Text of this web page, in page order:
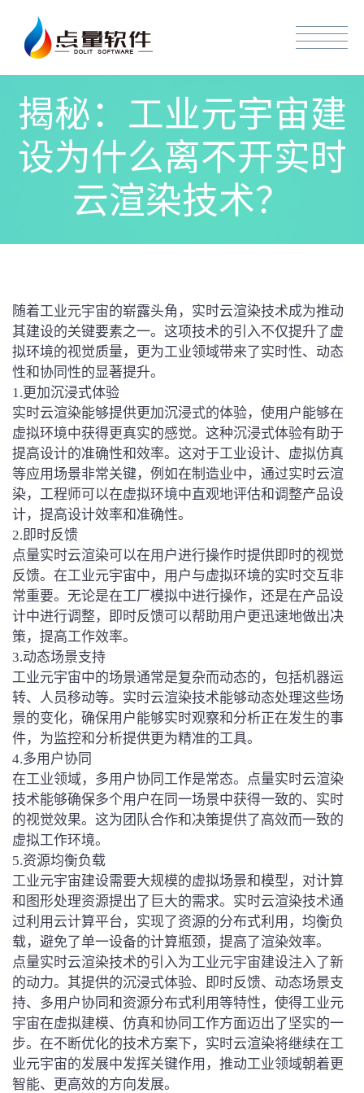
揭秘：工业元宇宙建
设为什么离不开实时
云渲染技术？
随着工业元宇宙的崭露头角，实时云渲染技术成为推动
其建设的关键要素之一。这项技术的引入不仅提升了虚
拟环境的视觉质量，更为工业领域带来了实时性、动态
性和协同性的显著提升。
1.更加沉浸式体验
实时云渲染能够提供更加沉浸式的体验，使用户能够在
虚拟环境中获得更真实的感觉。这种沉浸式体验有助于
提高设计的准确性和效率。这对于工业设计、虚拟仿真
等应用场景非常关键，例如在制造业中，通过实时云渲
染，工程师可以在虚拟环境中直观地评估和调整产品设
计，提高设计效率和准确性。
2.即时反馈
点量实时云渲染可以在用户进行操作时提供即时的视觉
反馈。在工业元宇宙中，用户与虚拟环境的实时交互非
常重要。无论是在工厂模拟中进行操作，还是在产品设
计中进行调整，即时反馈可以帮助用户更迅速地做出决
策，提高工作效率。
3.动态场景支持
工业元宇宙中的场景通常是复杂而动态的，包括机器运
转、人员移动等。实时云渲染技术能够动态处理这些场
景的变化，确保用户能够实时观察和分析正在发生的事
件，为监控和分析提供更为精准的工具。
4.多用户协同
在工业领域，多用户协同工作是常态。点量实时云渲染
技术能够确保多个用户在同一场景中获得一致的、实时
的视觉效果。这为团队合作和决策提供了高效而一致的
虚拟工作环境。
5.资源均衡负载
工业元宇宙建设需要大规模的虚拟场景和模型，对计算
和图形处理资源提出了巨大的需求。实时云渲染技术通
过利用云计算平台，实现了资源的分布式利用，均衡负
载，避免了单一设备的计算瓶颈，提高了渲染效率。
点量实时云渲染技术的引入为工业元宇宙建设注入了新
的动力。其提供的沉浸式体验、即时反馈、动态场景支
持、多用户协同和资源分布式利用等特性，使得工业元
宇宙在虚拟建模、仿真和协同工作方面迈出了坚实的一
步。在不断优化的技术方案下，实时云渲染将继续在工
业元宇宙的发展中发挥关键作用，推动工业领域朝着更
智能、更高效的方向发展。